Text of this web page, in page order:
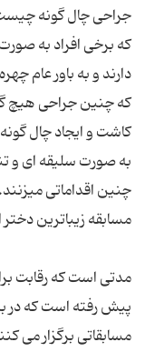
جراحی چال گونه
که برخی افراد به
دارند و به باور عام
که چنین جراحی هیچ
کاشت و ایجاد چال
به صورت سلیقه ای و
مدتی است که رقابت
پیش رفته است که در
مسابقاتی برگزار می